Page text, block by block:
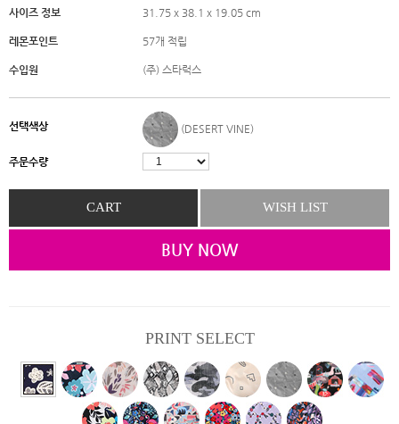
사이즈 정보 31.75 x 38.1 x 19.05 cm
레몬포인트 57개 적립
수입원 (주) 스타럭스
선택색상 (DESERT VINE)
주문수량
CART WISH LIST
BUY NOW
PRINT SELECT